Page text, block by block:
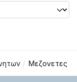
Μεζονετες